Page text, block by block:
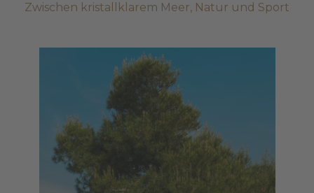
Zwischen kristallklarem Meer, Natur und Sport